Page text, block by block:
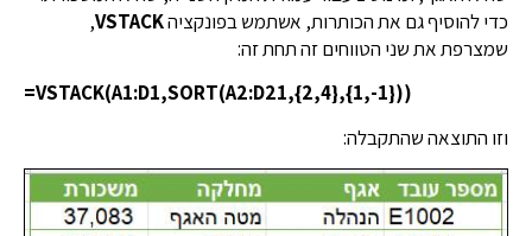
כדי להוסיף גם את הכותרות, אשתמש בפונקציהVSTACK
,
שמצרפת את שני הטווחים זה תחת זה:
=VSTACK(A1:D1,SORT(A2:D21,{2,4},{1,-1}))
וזו התוצאה שהתקבלה: